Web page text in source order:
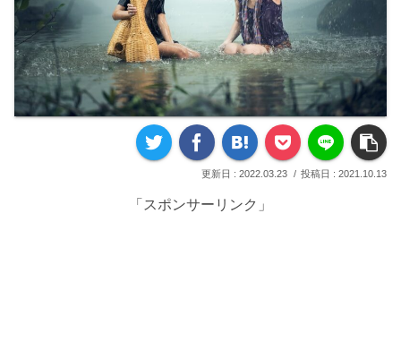
2022.03.23 2021.10.13
「スポンサーリンク」